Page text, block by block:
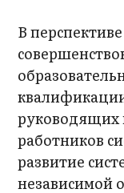
В
руководящих
работников
развитие
независимой